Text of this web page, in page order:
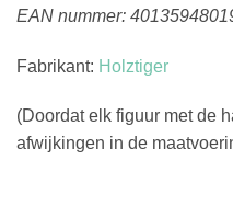
EAN nummer:
Fabrikant: Holztiger
(Doordat elk figuur met de
afwijkingen in de